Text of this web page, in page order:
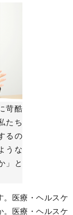
苛酷
たち
るの
うな
」と
医療・ヘルスケ
。医療・ヘルスケ